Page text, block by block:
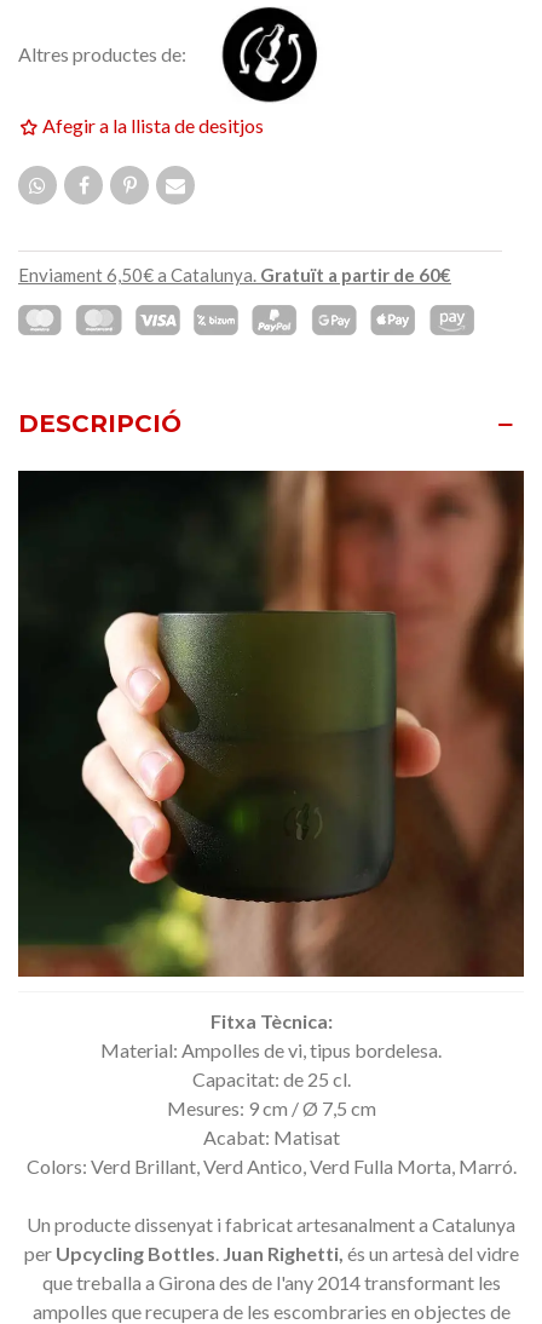
Altres productes de:
Afegir a la llista de desitjos
Enviament 6,50€ a Catalunya. Gratuït a partir de 60€
DESCRIPCIÓ
Fitxa Tècnica:
Material: Ampolles de vi, tipus bordelesa.
Capacitat: de 25 cl.
Mesures: 9 cm / Ø 7,5 cm
Acabat: Matisat
Colors: Verd Brillant, Verd Antico, Verd Fulla Morta, Marró.
Un producte dissenyat i fabricat artesanalment a Catalunya
per Upcycling Bottles Juan Righetti, és un artesà del vidre
quetreballa a Girona des de l'any 2014transformant les
ampolles querecupera de les escombraries en objectes de